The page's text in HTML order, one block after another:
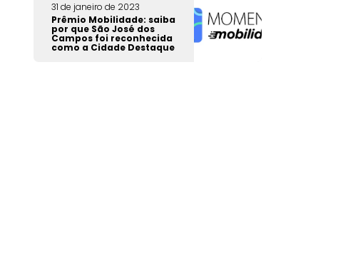
31 de janeiro de 2023
Prêmio Mobilidade: saiba
por que São José dos
Campos foi reconhecida
como a Cidade Destaque